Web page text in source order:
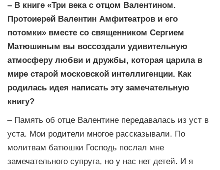
– В книге «Три века с отцом Валентином.
Протоиерей Валентин Амфитеатров и его
потомки» вместе со священником Сергием
Матюшиным вы воссоздали удивительную
атмосферу любви и дружбы, которая царила в
мире старой московской интеллигенции. Как
родилась идея написать эту замечательную
книгу?
– Память об отце Валентине передавалась из уст в
уста. Мои родители многое рассказывали. По
молитвам батюшки Господь послал мне
замечательного супруга, но у нас нет детей. И я